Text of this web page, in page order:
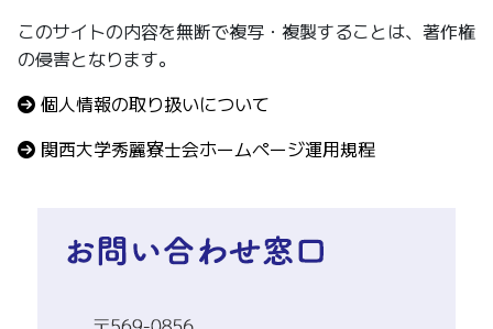
このサイトの内容を無断で複写・複製することは、著作権
の侵害となります。
個人情報の取り扱いについて
関⻄⼤学秀麗寮⼠会ホームページ運⽤規程